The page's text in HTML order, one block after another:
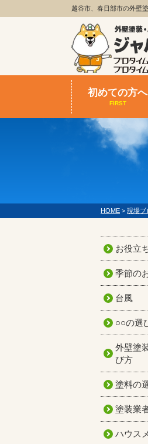
越谷市、春日部市の外壁
初めての方へ
FIRST
HOME > 現場ブ
お役立
季節の
台風
○○の選
外壁塗
び方
塗料の
塗装業
ハウス